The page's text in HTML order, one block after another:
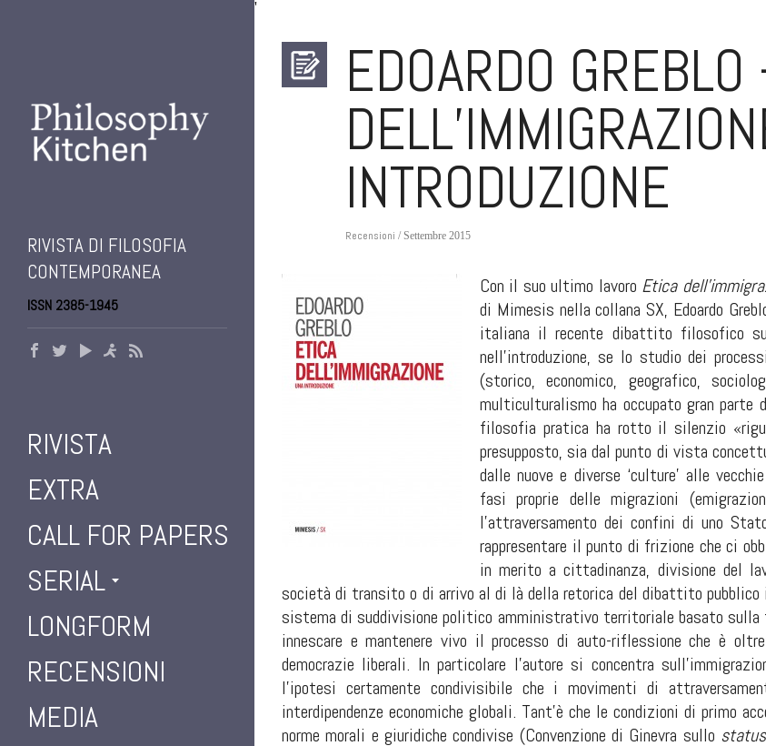
'
RIVISTA DI FILOSOFIA
CONTEMPORANEA
ISSN 2385-1945
RIVISTA
EXTRA
CALL FOR PAPERS
SERIAL
LONGFORM
RECENSIONI
MEDIA
EDOARDO
INTRODUZIONE
Recensioni / Settembre 2015
Con il suo ultimo lavoro Etica
di Mimesis nella collana SX, Edoardo
italiana il recente dibattito filosofico
nell’introduzione, se lo studio dei
(storico, economico, geografico,
multiculturalismo ha occupato gran
filosofia pratica ha rotto il silenzio
presupposto, sia dal punto di vista
dalle nuove e diverse ‘culture’ alle
fasi proprie delle migrazioni
l’attraversamento dei confini di uno
rappresentare il punto di frizione che ci
in merito a cittadinanza, divisione del
società di transito o di arrivo al di là della retorica del dibattito pubblico
sistema di suddivisione politico amministrativo territoriale basato sulla
innescare e mantenere vivo il processo di auto-riflessione che è
democrazie liberali. In particolare l’autore si concentra
l’ipotesi certamente condivisibile che i movimenti di
interdipendenze economiche globali. Tant’è che le condizioni di primo
norme morali e giuridiche condivise (Convenzione di Ginevra sullo status